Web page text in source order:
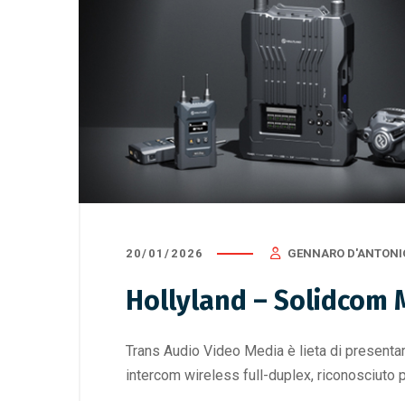
20/01/2026 GENNARO
Hollyland – Solidcom
Trans Audio Video Media è lieta di
intercom wireless full-duplex, riconosciuto